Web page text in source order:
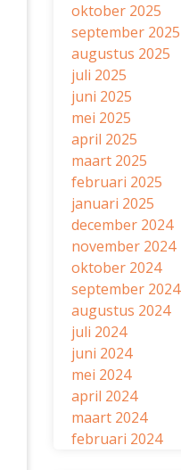
oktober 2025
september 2025
augustus 2025
juli 2025
juni 2025
mei 2025
april 2025
maart 2025
februari 2025
januari 2025
december 2024
november 2024
oktober 2024
september 2024
augustus 2024
juli 2024
juni 2024
mei 2024
april 2024
maart 2024
februari 2024